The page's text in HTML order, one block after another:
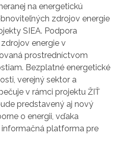
na energetickú
zdrojov energie
SIEA. Podpora
energie v
prostredníctvom
Bezplatné energetické
verejný sektor a
v rámci projektu ŽIŤ
predstavený aj nový
o energii, vďaka
platforma pre